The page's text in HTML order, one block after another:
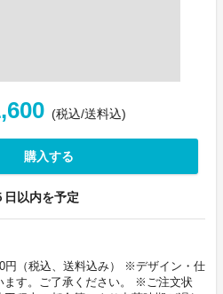
(税込/送料込)
購入する
日以内を予定
（税込、送料込み） ※デザイン・仕
ます。ご了承ください。 ※ご注文状